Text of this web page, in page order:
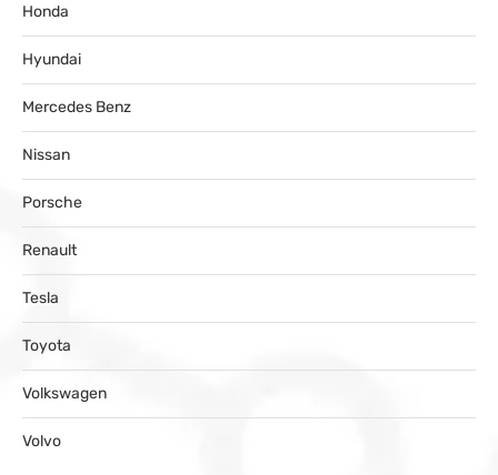
Honda
Hyundai
Mercedes Benz
Nissan
Porsche
Renault
Tesla
Toyota
Volkswagen
Volvo